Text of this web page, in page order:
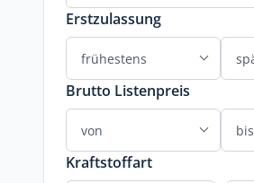
Erstzulassung
Brutto Listenpreis
Kraftstoffart